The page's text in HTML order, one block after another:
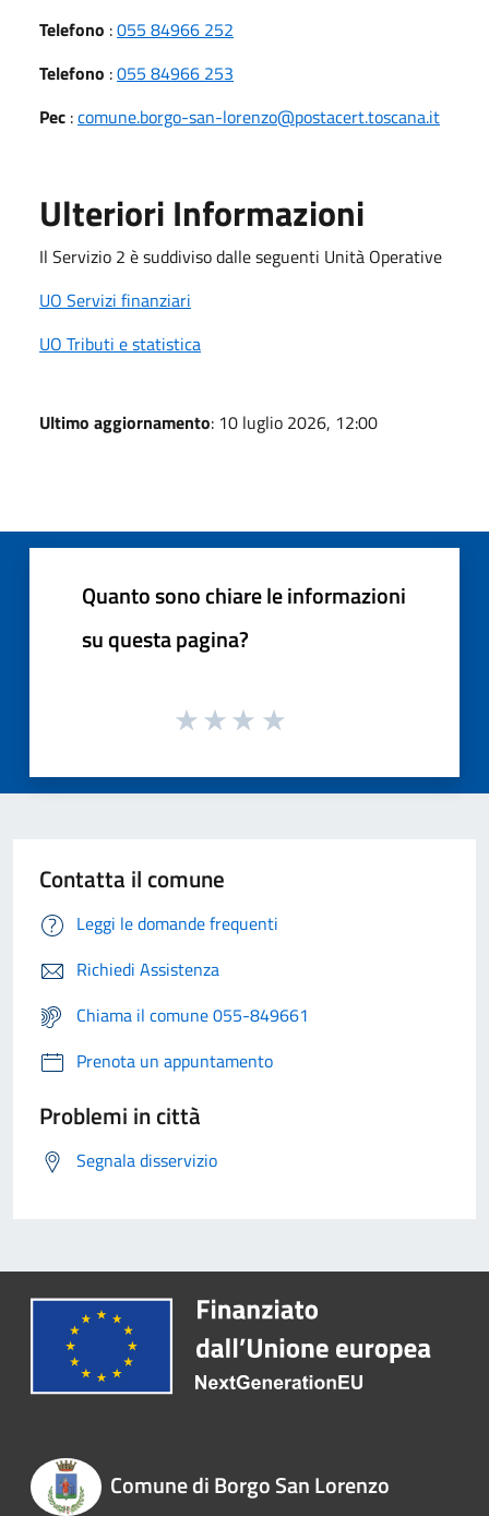
Telefono :055 84966 252
Telefono :055 84966 253
Pec :comune.borgo-san-lorenzo@postacert.toscana.it
Ulteriori Informazioni
Il Servizio 2 è suddiviso dalle seguenti Unità Operative
UO Servizi finanziari
UO Tributi e statistica
Ultimo aggiornamento: 10 luglio 2026, 12:00
Quanto sono chiare le informazioni
su questa pagina?
Contatta il comune
Leggi le domande frequenti
Richiedi Assistenza
Chiama il comune 055-849661
Prenota un appuntamento
Problemi in città
Segnala disservizio
Comune di Borgo San Lorenzo